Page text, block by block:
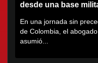
desde una base
En una jornada sin
de Colombia, el
asumió...